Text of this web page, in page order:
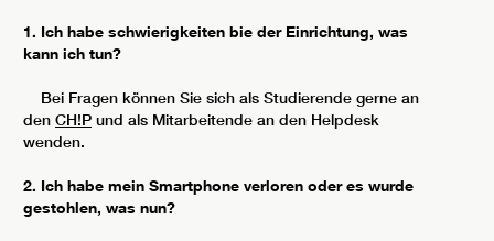
1. Ich habe schwierigkeiten bie der Einrichtung, was
kann ich tun?
Bei Fragen können Sie sich als Studierende gerne an
den CH!P und als Mitarbeitende an den Helpdesk
wenden.
2. Ich habe mein Smartphone verloren oder es wurde
gestohlen, was nun?